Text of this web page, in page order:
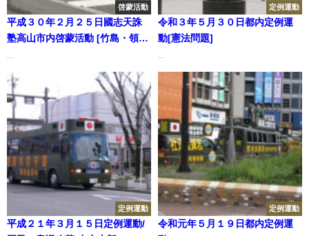
啓蒙活動
平成３０年２月２５日國志天誅
塾高山市内啓蒙活動 [竹島・領土
定例運動
令和３年５月３０日都内定例運
動[憲法問題]
定例運動
平成２１年３月１５日定例運動/
定例運動
令和元年５月１９日都内定例運